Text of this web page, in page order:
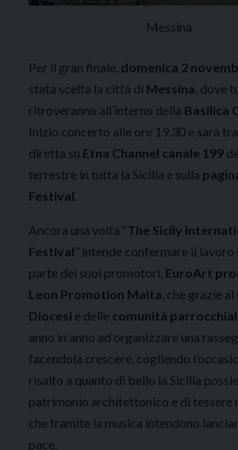
Messina
Per il gran finale, domenica 2
stata scelta la città di Messina , dove
ritroveranno all’interno della Basilica
Inizio concerto alle ore 19.30 e sarà
diretta su Etna Channel canale 199
terrestre in tutta la Sicilia e sulla
Festival
Ancora una volta “The Sicily
Festival” intende confermare il lavoro
parte dei suoi promotori, EuroArt
Leon Promotion Malta , che grazie
Diocesi e delle comunità
anno in anno ad organizzare una
facendola crescere, cogliendo
risalto a quanto di bello la Sicilia
patrimonio architettonico e di tessere
che tramite la musica intendono
pace.